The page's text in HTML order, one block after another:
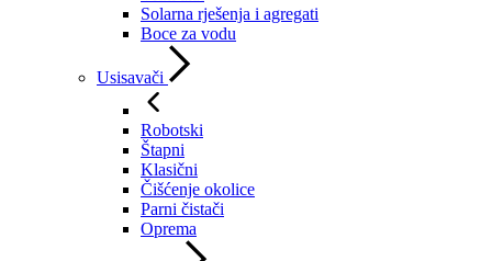
Solarna rješenja i agregati
Boce za vodu
Usisavači
Robotski
Štapni
Klasični
Čišćenje okolice
Parni čistači
Oprema